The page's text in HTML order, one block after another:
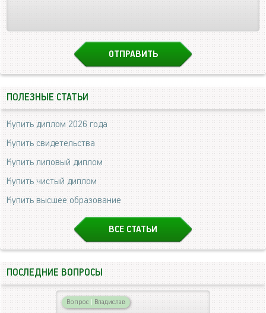
ПОЛЕЗНЫЕ СТАТЬИ
Купить диплом 2026 года
Купить свидетельства
Купить липовый диплом
Купить чистый диплом
Купить высшее образование
ВСЕ СТАТЬИ
ПОСЛЕДНИЕ ВОПРОСЫ
Вопрос | Владислав